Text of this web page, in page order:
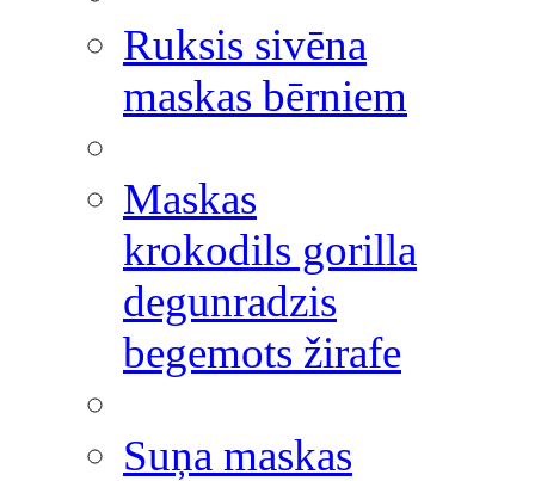
Ruksis sivēna
maskas bērniem
Maskas
krokodils gorilla
degunradzis
begemots žirafe
Suņa maskas